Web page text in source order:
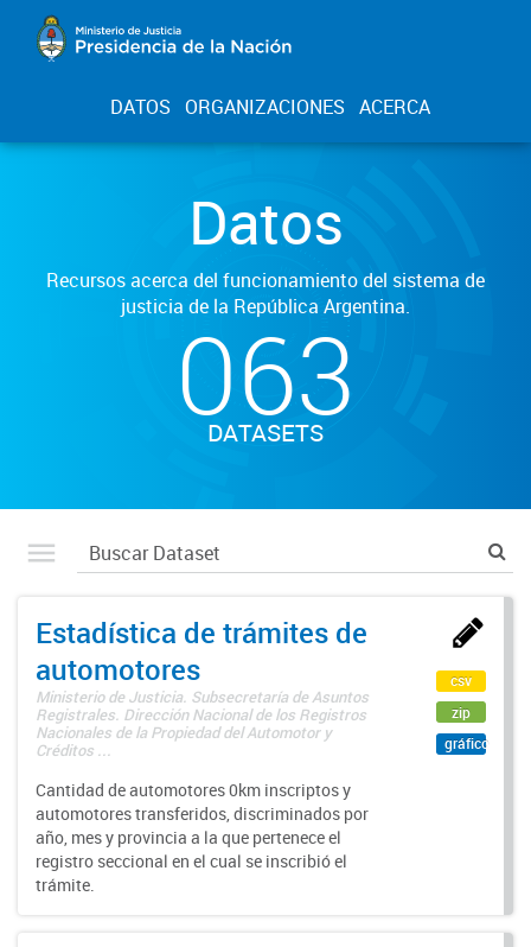
DATOS ORGANIZACIONES ACERCA
Datos
Recursos acerca del funcionamiento del sistema de
justicia de la República Argentina.
063
DATASETS
Estadística de trámites de
automotores
Ministerio de Justicia. Subsecretaría de Asuntos
Registrales. Dirección Nacional de los Registros
Nacionales de la Propiedad del Automotor y
Créditos ...
Cantidad de automotores 0km inscriptos y
automotores transferidos, discriminados por
año, mes y provincia a la que pertenece el
registro seccional en el cual se inscribió el
trámite.
csv
zip
gráfico